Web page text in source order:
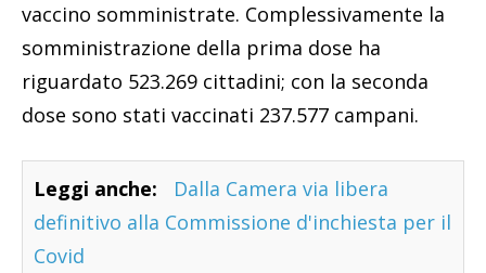
vaccino somministrate. Complessivamente la
somministrazione della prima dose ha
riguardato 523.269 cittadini; con la seconda
dose sono stati vaccinati 237.577 campani.
Leggi anche:
Dalla Camera via libera
definitivo alla Commissione d'inchiesta per il
Covid